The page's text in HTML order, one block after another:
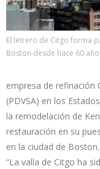
El letrero de Citgo forma
Boston desde hace 60
empresa de refinación
(PDVSA) en los
la remodelación de
restauración en su
en la ciudad de Boston.
“La valla de Citgo ha